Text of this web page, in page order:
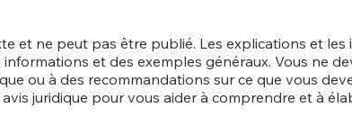
et ne peut pas être publié. Les explications et les
et des exemples généraux. Vous ne
ou à des recommandations sur ce que vous
juridique pour vous aider à comprendre et à